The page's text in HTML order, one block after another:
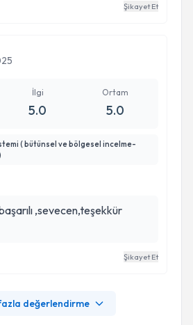
Şikayet Et
İlgi
5.0
Ortam
5.0
( bütünsel ve bölgesel incelme-
,sevecen,teşekkür
Şikayet Et
değerlendirme